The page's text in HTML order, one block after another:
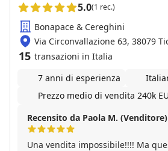
5.0(1 rec.)
Bonapace & Cereghini
Via Circonvallazione 63, 38079
15 transazioni in Italia
7 anni di esperienza
Prezzo medio di vendita 240k
Recensito da Paola M. (Venditore)
Una vendita impossibile!!!! Ma